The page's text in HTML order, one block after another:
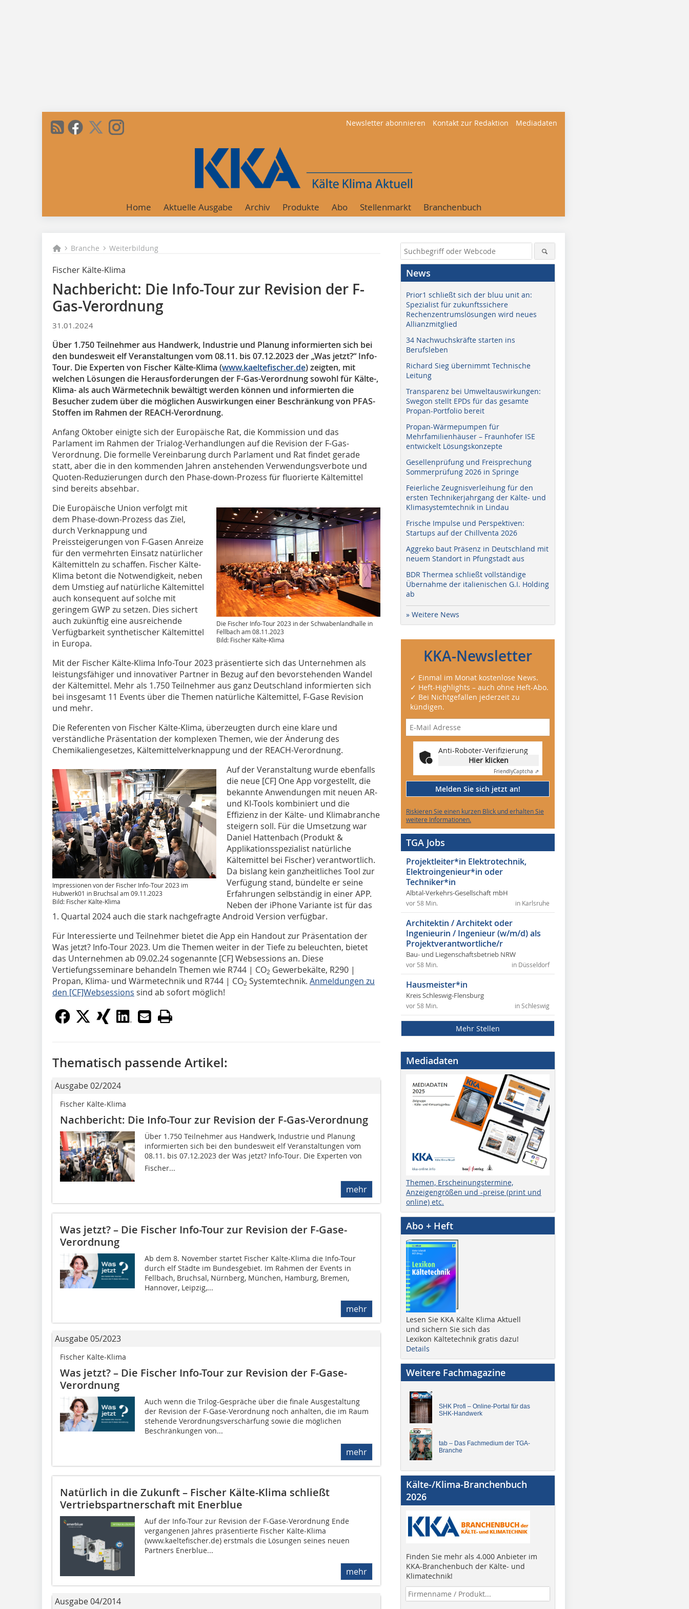
Newsletter abonnieren Kontakt zur Redaktion Mediadaten
Home Aktuelle Ausgabe Archiv Produkte Abo Stellenmarkt Branchenbuch
Branche Weiterbildung
Fischer Kälte-Klima
Nachbericht: Die Info-Tour zur Revision der F-
Gas-Verordnung
31.01.2024
Über 1.750 Teilnehmer aus Handwerk, Industrie und Planung informierten sich bei
den bundesweit elf Veranstaltungen vom 08.11. bis 07.12.2023 der „Was jetzt?“ Info-
Tour. Die Experten von Fischer Kälte-Klima (www.kaeltefischer.de) zeigten, mit
welchen Lösungen die Herausforderungen der F-Gas-Verordnung sowohl für Kälte-,
Klima- als auch Wärmetechnik bewältigt werden können und informierten die
Besucher zudem über die möglichen Auswirkungen einer Beschränkung von PFAS-
Stoffen im Rahmen der REACH-Verordnung.
Anfang Oktober einigte sich der Europäische Rat, die Kommission und das
Parlament im Rahmen der Trialog-Verhandlungen auf die Revision der F-Gas-
Verordnung. Die formelle Vereinbarung durch Parlament und Rat findet gerade
statt, aber die in den kommenden Jahren anstehenden Verwendungsverbote und
Quoten-Reduzierungen durch den Phase-down-Prozess für fluorierte Kältemittel
sind bereits absehbar.
Die Fischer Info-Tour 2023 in der Schwabenlandhalle in
Fellbach am 08.11.2023
Bild: Fischer Kälte-Klima
Die Europäische Union verfolgt mit
dem Phase-down-Prozess das Ziel,
durch Verknappung und
Preissteigerungen von F-Gasen Anreize
für den vermehrten Einsatz natürlicher
Kältemitteln zu schaffen. Fischer Kälte-
Klima betont die Notwendigkeit, neben
dem Umstieg auf natürliche Kältemittel
auch konsequent auf solche mit
geringem GWP zu setzen. Dies sichert
auch zukünftig eine ausreichende
Verfügbarkeit synthetischer Kältemittel
in Europa.
Mit der Fischer Kälte-Klima Info-Tour 2023 präsentierte sich das Unternehmen als
leistungsfähiger und innovativer Partner in Bezug auf den bevorstehenden Wandel
der Kältemittel. Mehr als 1.750 Teilnehmer aus ganz Deutschland informierten sich
bei insgesamt 11 Events über die Themen natürliche Kältemittel, F-Gase Revision
und mehr.
Die Referenten von Fischer Kälte-Klima, überzeugten durch eine klare und
verständliche Präsentation der komplexen Themen, wie der Änderung des
Chemikaliengesetzes, Kältemittelverknappung und der REACH-Verordnung.
Impressionen von der Fischer Info-Tour 2023 im
Hubwerk01 in Bruchsal am 09.11.2023
Bild: Fischer Kälte-Klima
Auf der Veranstaltung wurde ebenfalls
die neue [CF] One App vorgestellt, die
bekannte Anwendungen mit neuen AR-
und KI-Tools kombiniert und die
Effizienz in der Kälte- und Klimabranche
steigern soll. Für die Umsetzung war
Daniel Hattenbach (Produkt &
Applikationsspezialist natürliche
Kältemittel bei Fischer) verantwortlich.
Da bislang kein ganzheitliches Tool zur
Verfügung stand, bündelte er seine
Erfahrungen selbständig in einer APP.
Neben der iPhone Variante ist für das
1. Quartal 2024 auch die stark nachgefragte Android Version verfügbar.
Für Interessierte und Teilnehmer bietet die App ein Handout zur Präsentation der
Was jetzt? Info-Tour 2023. Um die Themen weiter in der Tiefe zu beleuchten, bietet
das Unternehmen ab 09.02.24 sogenannte [CF] Websessions an. Diese
Vertiefungsseminare behandeln Themen wie R744 | CO2 Gewerbekälte, R290 |
Propan, Klima- und Wärmetechnik und R744 | CO2 Systemtechnik. Anmeldungen zu
den [CF]Websessions sind ab sofort möglich!
Thematisch passende Artikel:
Ausgabe 02/2024
Fischer Kälte-Klima
Nachbericht: Die Info-Tour zur Revision der F-Gas-Verordnung
Über 1.750 Teilnehmer aus Handwerk, Industrie und Planung
informierten sich bei den bundesweit elf Veranstaltungen vom
08.11. bis 07.12.2023 der Was jetzt? Info-Tour. Die Experten von
Fischer...
mehr
Was jetzt? – Die Fischer Info-Tour zur Revision der F-Gase-
Verordnung
Ab dem 8. November startet Fischer Kälte-Klima die Info-Tour
durch elf Städte im Bundesgebiet. Im Rahmen der Events in
Fellbach, Bruchsal, Nürnberg, München, Hamburg, Bremen,
Hannover, Leipzig,...
mehr
Ausgabe 05/2023
Fischer Kälte-Klima
Was jetzt? – Die Fischer Info-Tour zur Revision der F-Gase-
Verordnung
Auch wenn die Trilog-Gespräche über die finale Ausgestaltung
der Revision der F-Gase-Verordnung noch anhalten, die im Raum
stehende Verordnungsverschärfung sowie die möglichen
Beschränkungen von...
mehr
Natürlich in die Zukunft – Fischer Kälte-Klima schließt
Vertriebspartnerschaft mit Enerblue
Auf der Info-Tour zur Revision der F-Gase-Verordnung Ende
vergangenen Jahres präsentierte Fischer Kälte-Klima
(www.kaeltefischer.de) erstmals die Lösungen seines neuen
Partners Enerblue...
mehr
Ausgabe 04/2014
News
Prior1 schließt sich der bluu unit an:
Spezialist für zukunftssichere
Rechenzentrumslösungen wird neues
Allianzmitglied
34 Nachwuchskräfte starten ins
Berufsleben
Richard Sieg übernimmt Technische
Leitung
Transparenz bei Umweltauswirkungen:
Swegon stellt EPDs für das gesamte
Propan-Portfolio bereit
Propan-Wärmepumpen für
Mehrfamilienhäuser – Fraunhofer ISE
entwickelt Lösungskonzepte
Gesellenprüfung und Freisprechung
Sommerprüfung 2026 in Springe
Feierliche Zeugnisverleihung für den
ersten Technikerjahrgang der Kälte- und
Klimasystemtechnik in Lindau
Frische Impulse und Perspektiven:
Startups auf der Chillventa 2026
Aggreko baut Präsenz in Deutschland mit
neuem Standort in Pfungstadt aus
BDR Thermea schließt vollständige
Übernahme der italienischen G.I. Holding
ab
» Weitere News
KKA-Newsletter
✓ Einmal im Monat kostenlose News.
✓ Heft-Highlights – auch ohne Heft-Abo.
✓ Bei Nichtgefallen jederzeit zu
kündigen.
Anti-Roboter-Verifizierung
Hier klicken
FriendlyCaptcha ⇗
Melden Sie sich jetzt an!
Riskieren Sie einen kurzen Blick und erhalten Sie
weitere Informationen.
TGA Jobs
Projektleiter*in Elektrotechnik,
Elektroingenieur*in oder
Techniker*in
Albtal-Verkehrs-Gesellschaft mbH
in Karlsruhe
vor 58 Min.
Architektin / Architekt oder
Ingenieurin / Ingenieur (w/m/d) als
Projektverantwortliche/r
Bau- und Liegenschaftsbetrieb NRW
in Düsseldorf
vor 58 Min.
Hausmeister*in
Kreis Schleswig-Flensburg
in Schleswig
vor 58 Min.
Mehr Stellen
Mediadaten
Themen, Erscheinungstermine,
Anzeigengrößen und -preise (print und
online) etc.
Abo + Heft
Lesen Sie KKA Kälte Klima Aktuell
und sichern Sie sich das
Lexikon Kältetechnik gratis dazu!
Details
Weitere Fachmagazine
SHK Profi – Online-Portal für das
SHK-Handwerk
tab – Das Fachmedium der TGA-
Branche
Kälte-/Klima-Branchenbuch
2026
Finden Sie mehr als 4.000 Anbieter im
KKA-Branchenbuch der Kälte- und
Klimatechnik!